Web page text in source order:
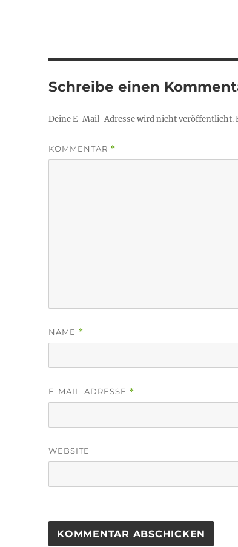
Schreibe einen
Deine E-Mail-Adresse wird nicht veröffentlicht.
KOMMENTAR *
NAME *
E-MAIL-ADRESSE *
WEBSITE